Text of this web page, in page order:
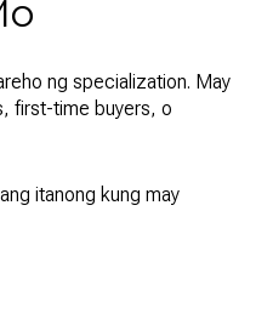
ng specialization. May
first-time buyers, o
itanong kung may